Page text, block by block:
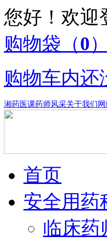
您好！欢
购物袋 （0）
购物车内还
湘药医课药师风采关于我们
首页
安全用药
临床药